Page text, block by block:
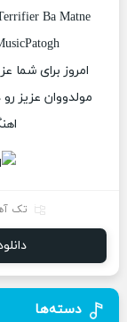
Ba Matne
امروز برای شما
مولدووان عزیز
تک
دسته‌ها